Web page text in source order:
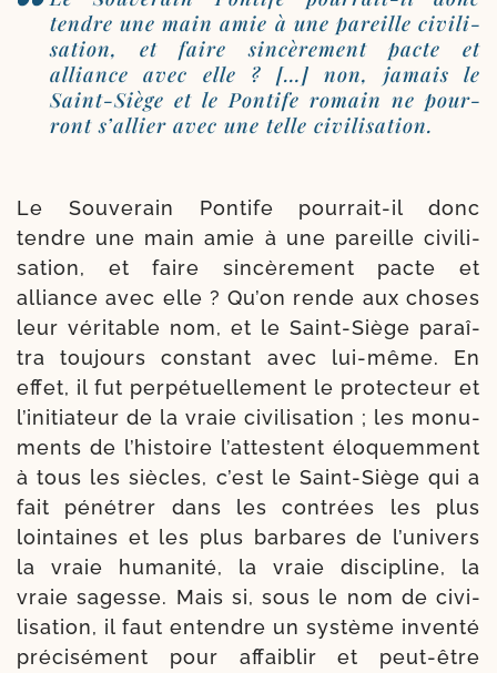
tendre une main amie à une pareille civi­li­
sa­tion, et faire sin­cè­re­ment pacte et
alliance avec elle ? […] non, jamais le
Saint-​Siège et le Pontife romain ne pour­
ront s’al­lier avec une telle civilisation.
Le Souverain Pontife pourrait-​il donc
tendre une main amie à une pareille civi­li­
sa­tion, et faire sin­cè­re­ment pacte et
alliance avec elle ? Qu’on rende aux choses
leur véri­table nom, et le Saint-​Siège paraî­
tra tou­jours constant avec lui-​même. En
effet, il fut per­pé­tuel­le­ment le pro­tec­teur et
l’initiateur de la vraie civi­li­sa­tion ; les monu­
ments de l’histoire l’attestent élo­quem­ment
à tous les siècles, c’est le Saint-​Siège qui a
fait péné­trer dans les contrées les plus
loin­taines et les plus bar­bares de l’univers
la vraie huma­ni­té, la vraie disci­pline, la
vraie sagesse. Mais si, sous le nom de civi­
li­sa­tion, il faut entendre un sys­tème inven­té
pré­ci­sé­ment pour affai­blir et peut-​être